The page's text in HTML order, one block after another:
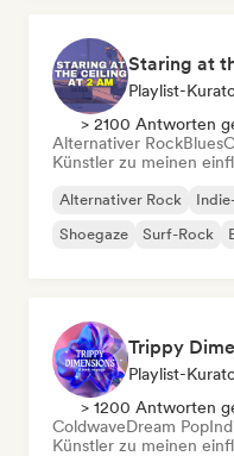
Staring at
Playlist-
> 2100 Antworten
Alternativer RockBlues
Künstler zu meinen
Alternativer Rock
Shoegaze
Surf-Rock
Trippy
Playlist-
> 1200 Antworten
ColdwaveDream Pop
Künstler zu meinen